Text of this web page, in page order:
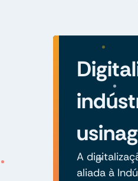
A
aliada à